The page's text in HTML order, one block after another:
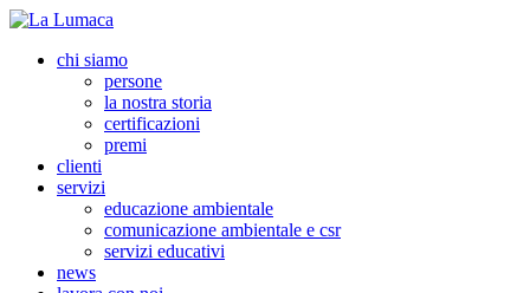
chi siamo
persone
la nostra storia
certificazioni
premi
clienti
servizi
educazione ambientale
comunicazione ambientale e csr
servizi educativi
news